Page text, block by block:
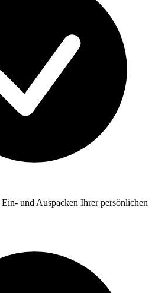
und Auspacken Ihrer persönlichen